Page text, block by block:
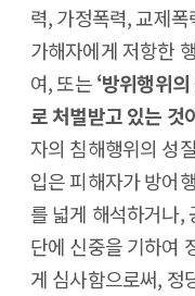
력, 가정폭력, 교제
가해자에게 저항한
여, 또는‘방위행위의
로 처벌받고 있는 것
자의 침해행위의 성
입은 피해자가 방어
를 넓게 해석하거나,
단에 신중을 기하여
게 심사함으로써, 정